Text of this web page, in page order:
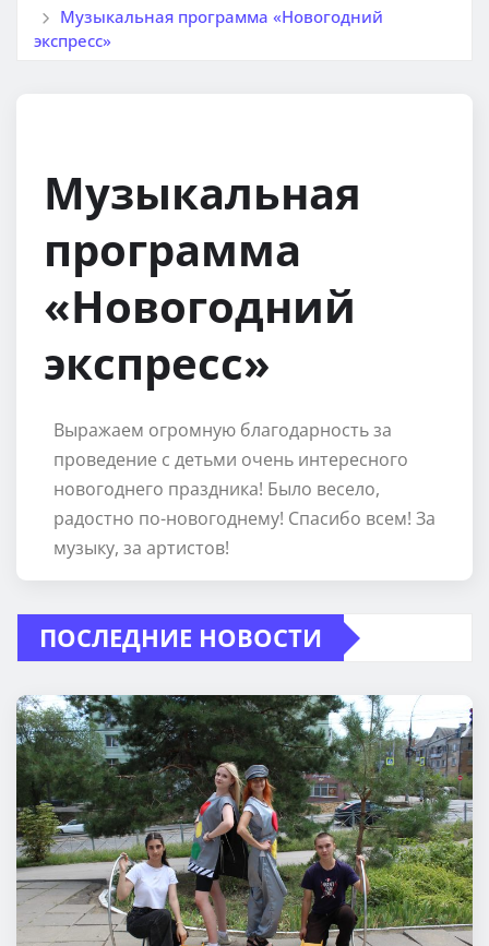
Музыкальная программа «Новогодний
экспресс»
Музыкальная
программа
«Новогодний
экспресс»
Выражаем огромную благодарность за
проведение с детьми очень интересного
новогоднего праздника! Было весело,
радостно по-новогоднему! Спасибо всем! За
музыку, за артистов!
ПОСЛЕДНИЕ НОВОСТИ